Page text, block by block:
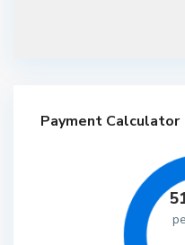
Payment Calculator